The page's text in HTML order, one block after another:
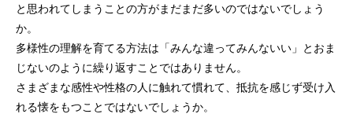
と思われてしまうことの方がまだまだ多いのではないでしょう
か。
多様性の理解を育てる方法は「みんな違ってみんないい」とおま
じないのように繰り返すことではありません。
さまざまな感性や性格の人に触れて慣れて、抵抗を感じず受け入
れる懐をもつことではないでしょうか。